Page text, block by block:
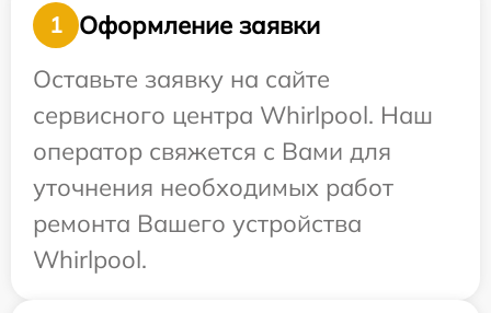
1
Оформление заявки
Оставьте заявку на сайте
сервисного центра Whirlpool. Наш
оператор свяжется с Вами для
уточнения необходимых работ
ремонта Вашего устройства
Whirlpool.